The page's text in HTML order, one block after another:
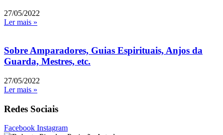
27/05/2022
Ler mais »
Sobre Amparadores, Guias Espirituais, Anjos da
Guarda, Mestres, etc.
27/05/2022
Ler mais »
Redes Sociais
Facebook Instagram